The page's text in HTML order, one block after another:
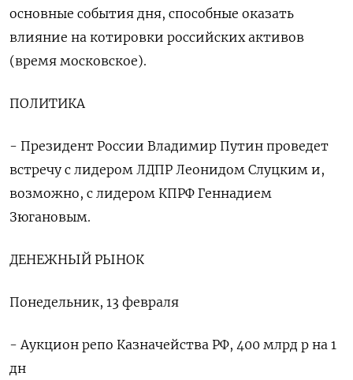
основные события дня, способные оказать
влияние на котировки российских активов
(время московское).
ПОЛИТИКА
- Президент России Владимир Путин проведет
встречу с лидером ЛДПР Леонидом Слуцким и,
возможно, с лидером КПРФ Геннадием
Зюгановым.
ДЕНЕЖНЫЙ РЫНОК
Понедельник, 13 февраля
- Аукцион репо Казначейства РФ, 400 млрд р на 1
дн